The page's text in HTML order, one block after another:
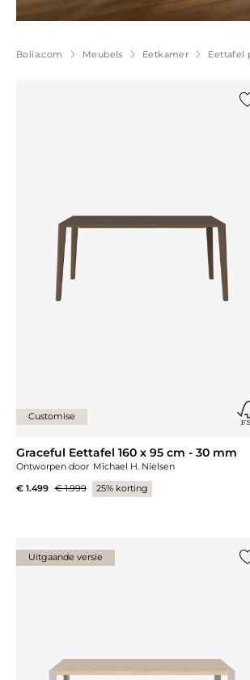
Bolia.com Meubels Eetkamer Eettafel
Customise
Graceful Eettafel 160 x 95 cm - 30 mm
Ontworpen door Michael H. Nielsen
€ 1.499 € 1.999 25% korting
Uitgaande versie